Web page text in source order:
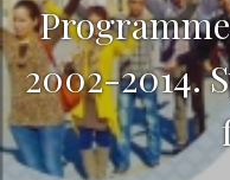
2002-2014.